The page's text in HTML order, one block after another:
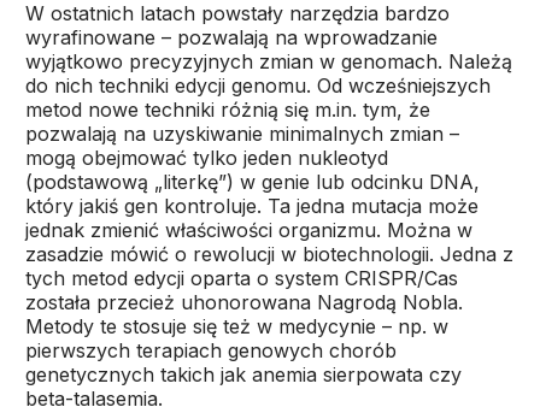
W ostatnich latach powstały narzędzia bardzo
wyrafinowane – pozwalają na wprowadzanie
wyjątkowo precyzyjnych zmian w genomach. Należą
do nich techniki edycji genomu. Od wcześniejszych
metod nowe techniki różnią się m.in. tym, że
pozwalają na uzyskiwanie minimalnych zmian –
mogą obejmować tylko jeden nukleotyd
(podstawową „literkę”) w genie lub odcinku DNA,
który jakiś gen kontroluje. Ta jedna mutacja może
jednak zmienić właściwości organizmu. Można w
zasadzie mówić o rewolucji w biotechnologii. Jedna z
tych metod edycji oparta o system CRISPR/Cas
została przecież uhonorowana Nagrodą Nobla.
Metody te stosuje się też w medycynie – np. w
pierwszych terapiach genowych chorób
genetycznych takich jak anemia sierpowata czy
beta-talasemia.